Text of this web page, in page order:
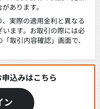
あります。
実際の適用金利と異なる
ます。お取引の際には必
取引内容確認」画面で、
込みはこちら
ン